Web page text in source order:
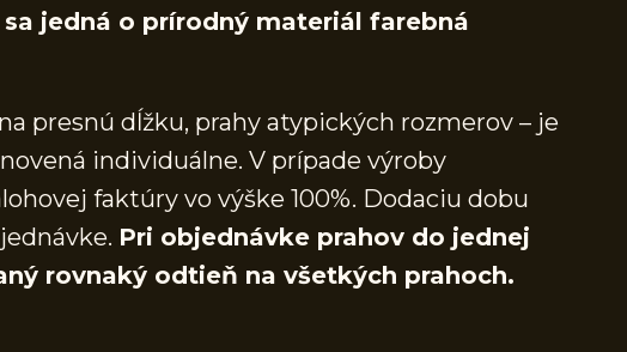
jedná o prírodný materiál farebná
presnú dĺžku, prahy atypických rozmerov – je
individuálne. V prípade výroby
faktúry vo výške 100%. Dodaciu dobu
Pri objednávke prahov do jednej
rovnaký odtieň na všetkých prahoch.